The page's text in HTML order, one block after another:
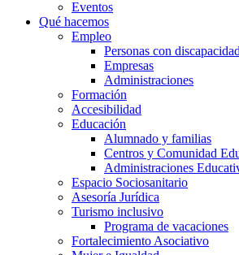
Eventos
Qué hacemos
Empleo
Personas con discapacidad
Empresas
Administraciones
Formación
Accesibilidad
Educación
Alumnado y familias
Centros y Comunidad
Administraciones
Espacio Sociosanitario
Asesoría Jurídica
Turismo inclusivo
Programa de vacaciones
Fortalecimiento Asociativo